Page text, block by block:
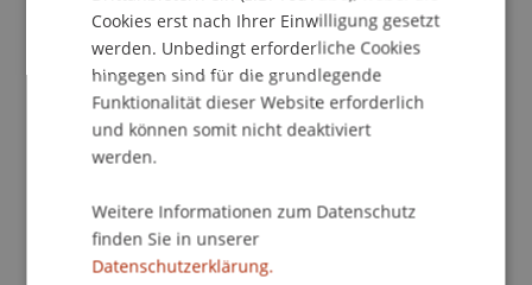
Mehr News
Cookies erst nach Ihrer Einwilligung gesetzt
werden. Unbedingt erforderliche Cookies
hingegen sind für die grundlegende
Funktionalität dieser Website erforderlich
und können somit nicht deaktiviert
werden.
Weitere Informationen zum Datenschutz
finden Sie in unserer
Datenschutzerklärung.